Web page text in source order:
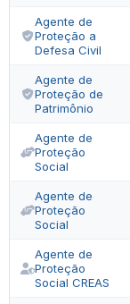
Agente de
Proteção a
Defesa Civil
Agente de
Proteção de
Patrimônio
Agente de
Proteção
Social
Agente de
Proteção
Social
Agente de
Proteção
Social CREAS